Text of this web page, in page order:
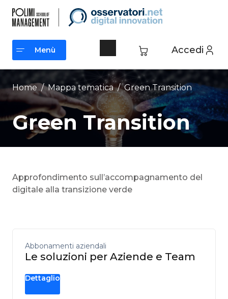
contenuto
Accedi
Menù
Menù
Home / Mappa tematica /Green Transition
Green Transition
Approfondimento sull’accompagnamento del
digitale alla transizione verde
Abbonamenti aziendali
Le soluzioni per Aziende e Team
Dettaglio